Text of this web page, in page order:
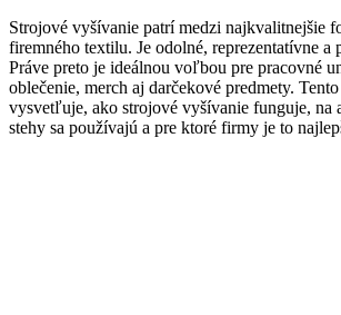
Strojové vyšívanie patrí medzi najkvalitnejšie
firemného textilu. Je odolné, reprezentatívne a
Práve preto je ideálnou voľbou pre pracovné
oblečenie, merch aj darčekové predmety.
vysvetľuje, ako strojové vyšívanie funguje, na
stehy sa používajú a pre ktoré firmy je to